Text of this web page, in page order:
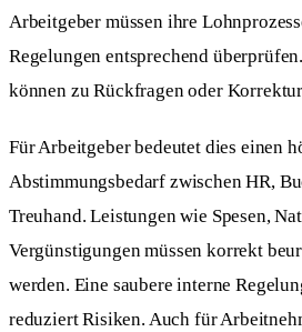
Arbeitgeber müssen ihre
Regelungen entsprechend
können zu Rückfragen oder
Für Arbeitgeber bedeutet dies einen
Abstimmungsbedarf zwischen HR,
Treuhand. Leistungen wie Spesen,
Vergünstigungen müssen korrekt
werden. Eine saubere interne
reduziert Risiken. Auch für